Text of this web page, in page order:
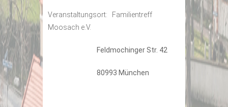
Veranstaltungsort: Familientreff
Moosach e.V.
Feldmochinger Str. 42
80993 München